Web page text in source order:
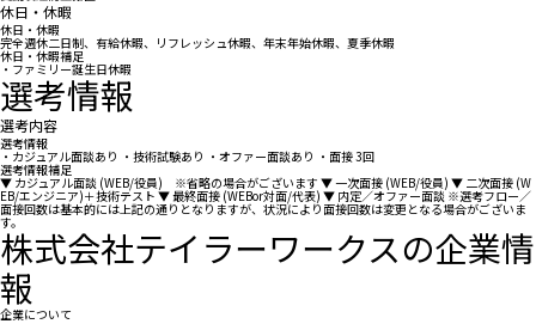
休日・休暇
休日・休暇
完全週休二日制、有給休暇、リフレッシュ休暇、年末年始休暇、夏季休暇
休日・休暇補足
・ファミリー誕⽣⽇休暇
選考情報
選考内容
選考情報
・カジュアル面談あり ・技術試験あり ・オファー面談あり ・面接 3回
選考情報補足
▼ カジュアル⾯談 (WEB/役員) ※省略の場合がございます ▼ ⼀次⾯接 (WEB/役員) ▼ ⼆次⾯接 (W
EB/エンジニア)＋技術テスト ▼ 最終⾯接 (WEBor対⾯/代表) ▼ 内定／オファー⾯談 ※選考フロー／
⾯接回数は基本的には上記の通りとなりますが、状況により⾯接回数は変更となる場合がございま
す。
株式会社テイラーワークスの企業情
報
企業について